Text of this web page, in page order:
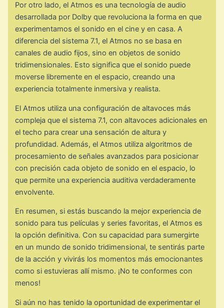
Por otro lado, el Atmos es una tecnología de audio
desarrollada por Dolby que revoluciona la forma en que
experimentamos el sonido en el cine y en casa. A
diferencia del sistema 7.1, el Atmos no se basa en
canales de audio fijos, sino en objetos de sonido
tridimensionales. Esto significa que el sonido puede
moverse libremente en el espacio, creando una
experiencia totalmente inmersiva y realista.
El Atmos utiliza una configuración de altavoces más
compleja que el sistema 7.1, con altavoces adicionales en
el techo para crear una sensación de altura y
profundidad. Además, el Atmos utiliza algoritmos de
procesamiento de señales avanzados para posicionar
con precisión cada objeto de sonido en el espacio, lo
que permite una experiencia auditiva verdaderamente
envolvente.
En resumen, si estás buscando la mejor experiencia de
sonido para tus películas y series favoritas, el Atmos es
la opción definitiva. Con su capacidad para sumergirte
en un mundo de sonido tridimensional, te sentirás parte
de la acción y vivirás los momentos más emocionantes
como si estuvieras allí mismo. ¡No te conformes con
menos!
Si aún no has tenido la oportunidad de experimentar el